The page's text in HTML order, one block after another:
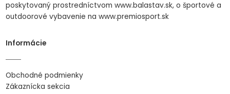
poskytovaný prostredníctvom www.balastav.sk, o športové a
outdoorové vybavenie na www.premiosport.sk
Informácie
Obchodné podmienky
Zákaznícka sekcia